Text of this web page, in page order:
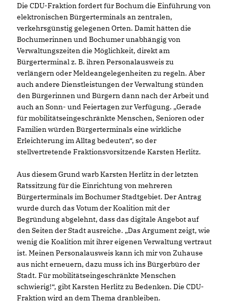
Die CDU-Fraktion fordert für Bochum die Einführung von
elektronischen Bürgerterminals an zentralen,
verkehrsgünstig gelegenen Orten. Damit hätten die
Bochumerinnen und Bochumer unabhängig von
Verwaltungszeiten die Möglichkeit, direkt am
Bürgerterminal z. B. ihren Personalausweis zu
verlängern oder Meldeangelegenheiten zu regeln. Aber
auch andere Dienstleistungen der Verwaltung stünden
den Bürgerinnen und Bürgern dann nach der Arbeit und
auch an Sonn- und Feiertagen zur Verfügung. „Gerade
für mobilitätseingeschränkte Menschen, Senioren oder
Familien würden Bürgerterminals eine wirkliche
Erleichterung im Alltag bedeuten“, so der
stellvertretende Fraktionsvorsitzende Karsten Herlitz.
Aus diesem Grund warb Karsten Herlitz in der letzten
Ratssitzung für die Einrichtung von mehreren
Bürgerterminals im Bochumer Stadtgebiet. Der Antrag
wurde durch das Votum der Koalition mit der
Begründung abgelehnt, dass das digitale Angebot auf
den Seiten der Stadt ausreiche. „Das Argument zeigt, wie
wenig die Koalition mit ihrer eigenen Verwaltung vertraut
ist. Meinen Personalausweis kann ich mir von Zuhause
aus nicht erneuern, dazu muss ich ins Bürgerbüro der
Stadt. Für mobilitätseingeschränkte Menschen
schwierig!“, gibt Karsten Herlitz zu Bedenken. Die CDU-
Fraktion wird an dem Thema dranbleiben.